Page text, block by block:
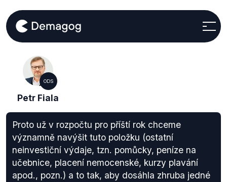
ODS
Petr Fiala
Proto už v rozpočtu pro příští rok chceme
významně navýšit tuto položku (ostatní
neinvestiční výdaje, tzn. pomůcky, peníze na
učebnice, placení nemocenské, kurzy plavání
apod., pozn.) a to tak, aby dosáhla zhruba jedné